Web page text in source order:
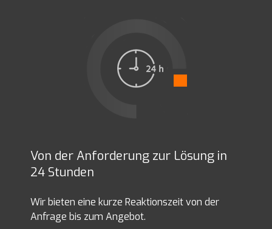
Von der Anforderung zur Lösung in
24 Stunden
Wir bieten eine kurze Reaktionszeit von der
Anfrage bis zum Angebot.